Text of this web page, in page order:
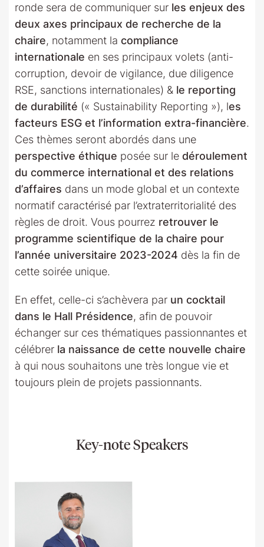
ronde sera de communiquer sur les enjeux des
deux axes principaux de recherche de la
chaire, notamment la compliance
internationale en ses principaux volets (anti-
corruption, devoir de vigilance, due diligence
RSE, sanctions internationales) & le reporting
de durabilité (« Sustainability Reporting »), les
facteurs ESG et l’information extra-financière.
Ces thèmes seront abordés dans une
perspective éthique posée sur le déroulement
du commerce international et des relations
d’affaires dans un mode global et un contexte
normatif caractérisé par l’extraterritorialité des
règles de droit. Vous pourrez retrouver le
programme scientifique de la chaire pour
l’année universitaire 2023-2024 dès la fin de
cette soirée unique.
En effet, celle-ci s’achèvera par un cocktail
dans le Hall Présidence, afin de pouvoir
échanger sur ces thématiques passionnantes et
célébrer la naissance de cette nouvelle chaire
à qui nous souhaitons une très longue vie et
toujours plein de projets passionnants.
Key-note Speakers